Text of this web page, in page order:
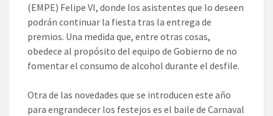
(EMPE) Felipe VI, donde los asistentes que lo deseen
podrán continuar la fiesta tras la entrega de
premios. Una medida que, entre otras cosas,
obedece al propósito del equipo de Gobierno de no
fomentar el consumo de alcohol durante el desfile.
Otra de las novedades que se introducen este año
para engrandecer los festejos es el baile de Carnaval